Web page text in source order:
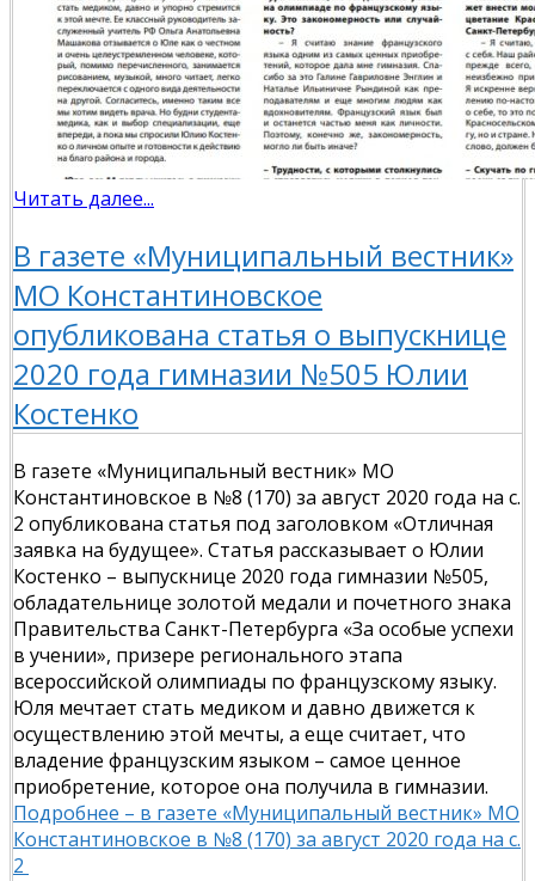
Читать далее...
В газете «Муниципальный вестник»
МО Константиновское
опубликована статья о выпускнице
2020 года гимназии №505 Юлии
Костенко
В газете «Муниципальный вестник» МО
Константиновское в №8 (170) за август 2020 года на с.
2 опубликована статья под заголовком «Отличная
заявка на будущее». Статья рассказывает о Юлии
Костенко – выпускнице 2020 года гимназии №505,
обладательнице золотой медали и почетного знака
Правительства Санкт-Петербурга «За особые успехи
в учении», призере регионального этапа
всероссийской олимпиады по французскому языку.
Юля мечтает стать медиком и давно движется к
осуществлению этой мечты, а еще считает, что
владение французским языком – самое ценное
приобретение, которое она получила в гимназии.
Подробнее – в газете «Муниципальный вестник» МО
Константиновское в №8 (170) за август 2020 года на с.
2